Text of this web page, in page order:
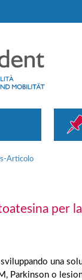
Articolo
per
una
Parkinson o